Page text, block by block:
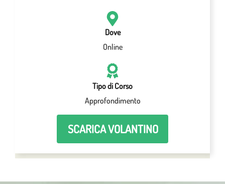
Dove
Online
Tipo di Corso
Approfondimento
SCARICA VOLANTINO